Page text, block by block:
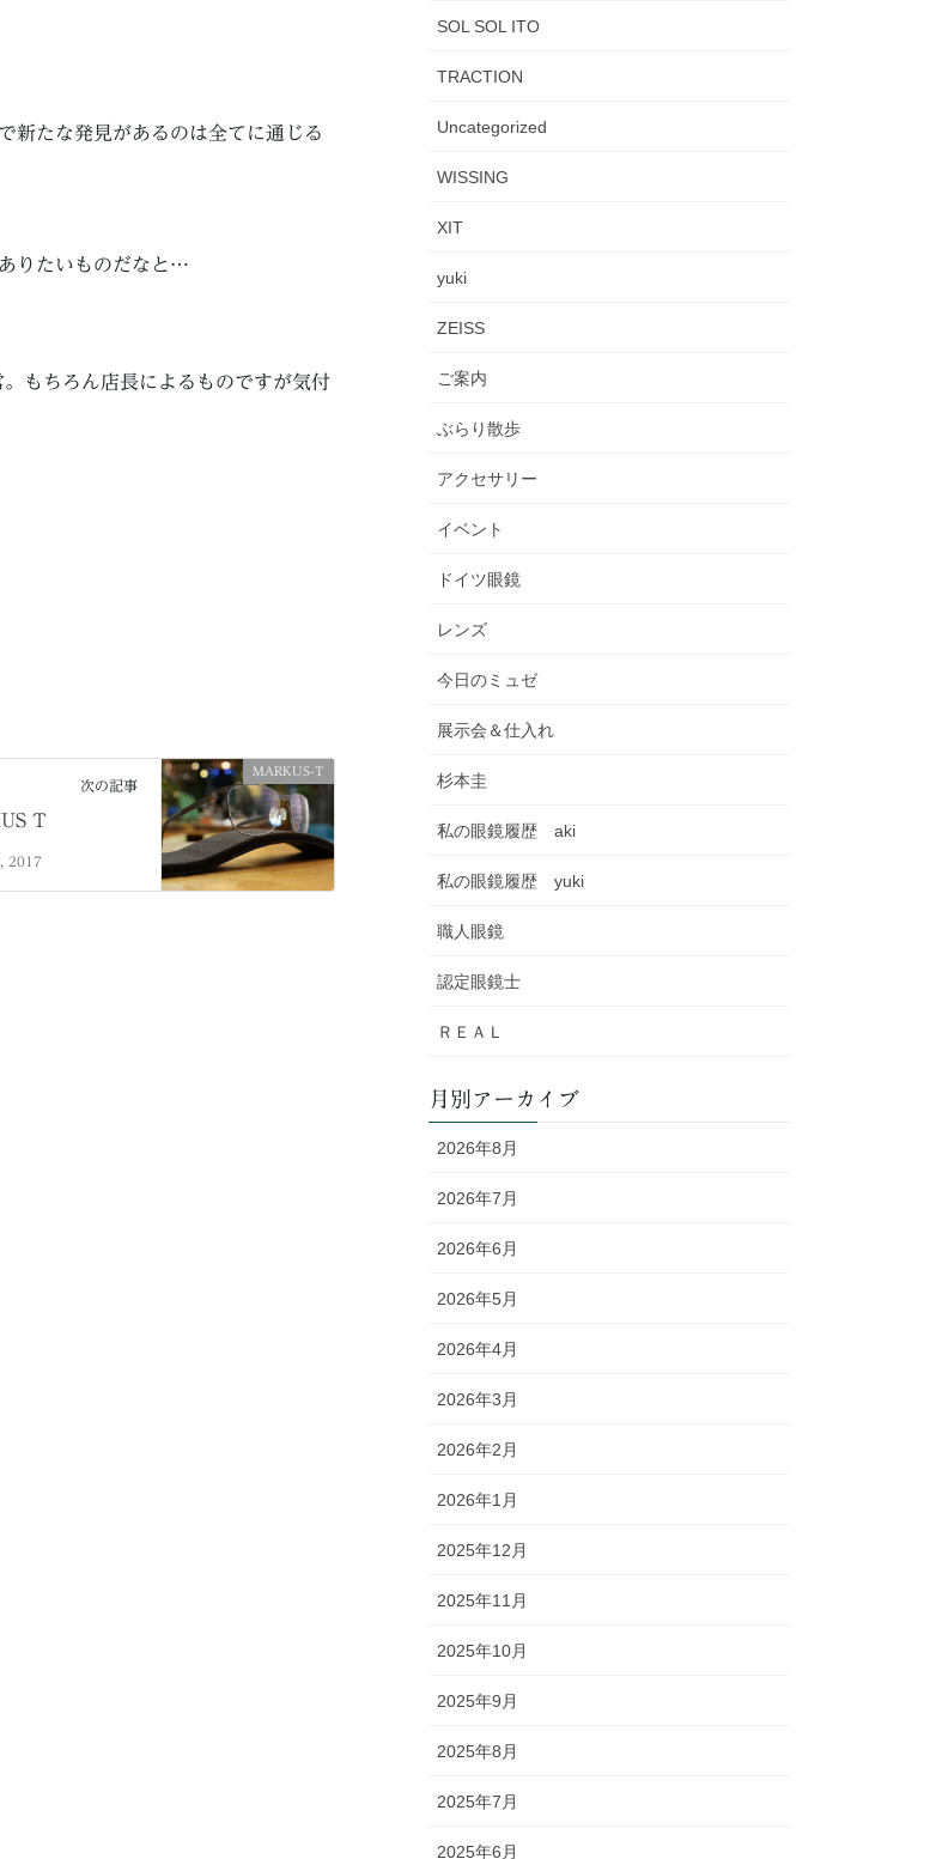
新たな発見があるのは全てに通じる
りたいものだなと…
もちろん店長によるものですが気付
MARKUS-T
次の記事
T
2017
SOL SOL ITO
TRACTION
Uncategorized
WISSING
XIT
yuki
ZEISS
ご案内
ぶらり散歩
アクセサリー
イベント
ドイツ眼鏡
レンズ
今日のミュゼ
展示会＆仕入れ
杉本圭
私の眼鏡履歴 aki
私の眼鏡履歴 yuki
職人眼鏡
認定眼鏡士
ＲＥＡＬ
月別アーカイブ
2026年8月
2026年7月
2026年6月
2026年5月
2026年4月
2026年3月
2026年2月
2026年1月
2025年12月
2025年11月
2025年10月
2025年9月
2025年8月
2025年7月
2025年6月